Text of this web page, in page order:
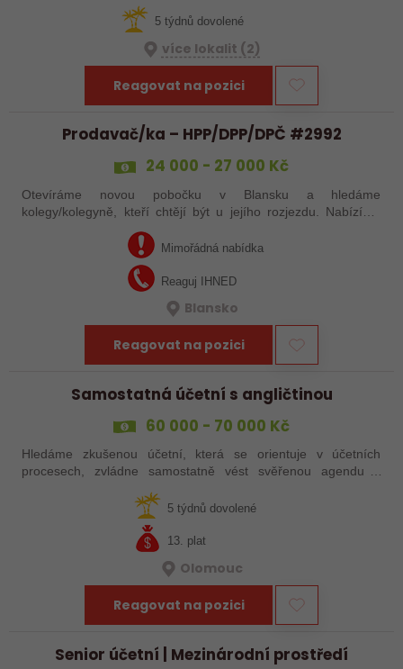
5 týdnů dovolené
více lokalit (2)
Reagovat na pozici
Prodavač/ka – HPP/DPP/DPČ #2992
24 000 - 27 000 Kč
Otevíráme novou pobočku v Blansku a hledáme
kolegy/kolegyně, kteří chtějí být u jejího rozjezdu. Nabízíme
práci s pouze 15 pracovními dny v měsíci, případně brigádu
dle tvých časových možností. Mzda…
Mimořádná nabídka
Reaguj IHNED
Blansko
Reagovat na pozici
Samostatná účetní s angličtinou
60 000 - 70 000 Kč
Hledáme zkušenou účetní, která se orientuje v účetních
procesech, zvládne samostatně vést svěřenou agendu a
5 týdnů dovolené
13. plat
Olomouc
Reagovat na pozici
Senior účetní | Mezinárodní prostředí